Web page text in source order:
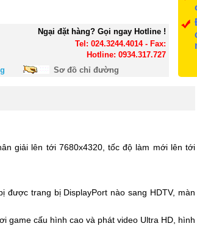
Ngại đặt hàng? Gọi ngay Hotline !
Tel: 024.3244.4014 - Fax:
Hotline: 0934.317.727
Sơ đồ chỉ đường
giải lên tới 7680x4320, tốc độ làm mới lên tới
trang bị DisplayPort nào sang HDTV, màn
game cấu hình cao và phát video Ultra HD, hình